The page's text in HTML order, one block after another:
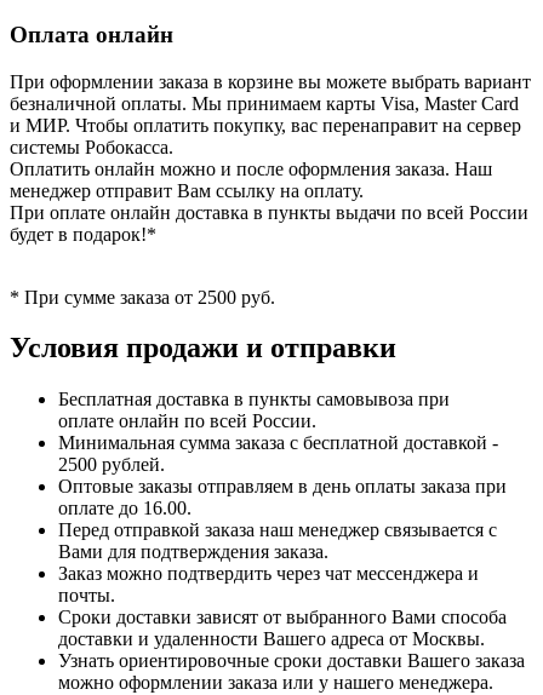
Оплата онлайн
При оформлении заказа в корзине вы можете выбрать вариант
безналичной оплаты. Мы принимаем карты Visa, Master Card
и МИР. Чтобы оплатить покупку, вас перенаправит на сервер
системы Робокасса.
Оплатить онлайн можно и после оформления заказа. Наш
менеджер отправит Вам ссылку на оплату.
При оплате онлайн доставка в пункты выдачи по всей России
будет в подарок!*
* При сумме заказа от 2500 руб.
Условия продажи и отправки
Бесплатная доставка в пункты самовывоза при
оплате онлайн по всей России.
Минимальная сумма заказа с бесплатной доставкой -
2500 рублей.
Оптовые заказы отправляем в день оплаты заказа при
оплате до 16.00.
Перед отправкой заказа наш менеджер связывается с
Вами для подтверждения заказа.
Заказ можно подтвердить через чат мессенджера и
почты.
Сроки доставки зависят от выбранного Вами способа
доставки и удаленности Вашего адреса от Москвы.
Узнать ориентировочные сроки доставки Вашего заказа
можно оформлении заказа или у нашего менеджера.